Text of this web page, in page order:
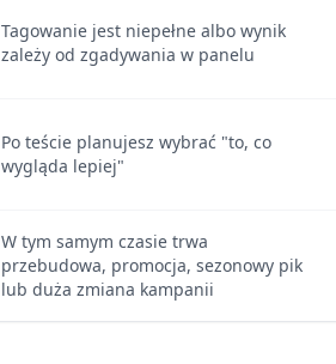
Tagowanie jest niepełne albo wynik
zależy od zgadywania w panelu
Po teście planujesz wybrać "to, co
wygląda lepiej"
W tym samym czasie trwa
przebudowa, promocja, sezonowy pik
lub duża zmiana kampanii